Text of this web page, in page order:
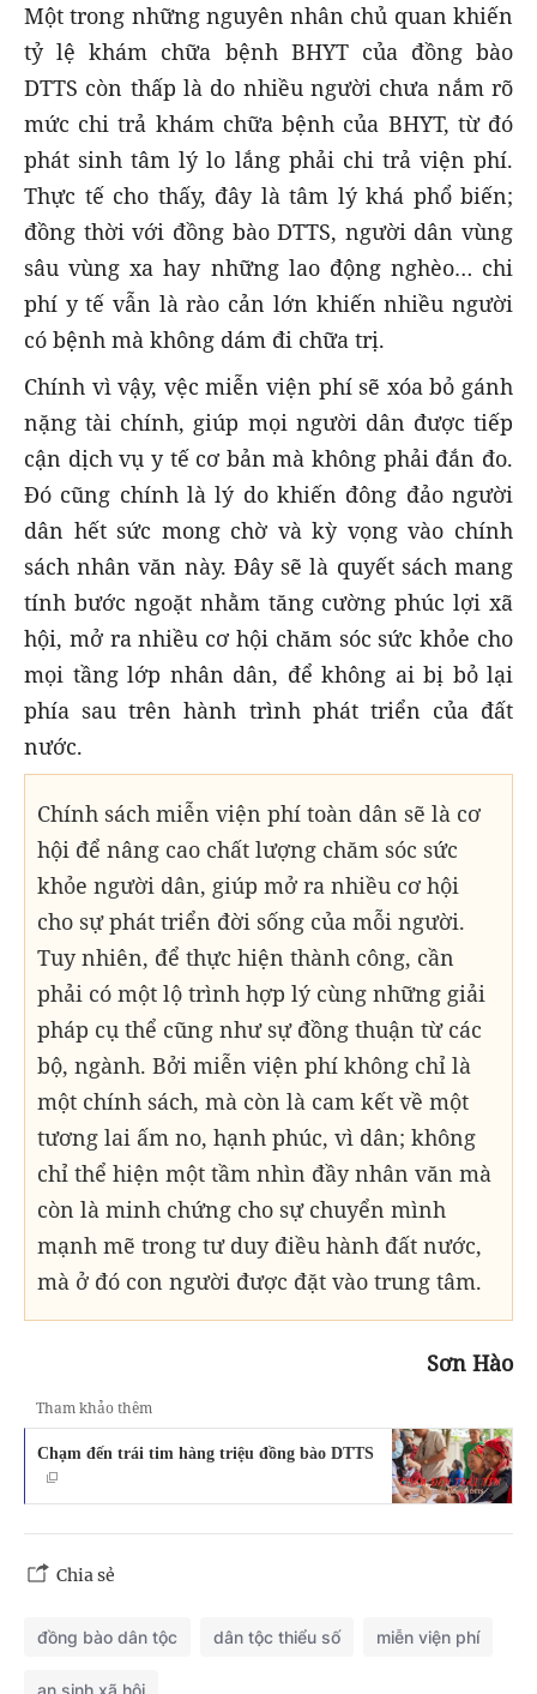
Một trong những nguyên nhân chủ quan khiến
tỷ lệ khám chữa bệnh BHYT của đồng bào
DTTS còn thấp là do nhiều người chưa nắm rõ
mức chi trả khám chữa bệnh của BHYT, từ đó
phát sinh tâm lý lo lắng phải chi trả viện phí.
Thực tế cho thấy, đây là tâm lý khá phổ biến;
đồng thời với đồng bào DTTS, người dân vùng
sâu vùng xa hay những lao động nghèo… chi
phí y tế vẫn là rào cản lớn khiến nhiều người
có bệnh mà không dám đi chữa trị.
Chính vì vậy, vệc miễn viện phí sẽ xóa bỏ gánh
nặng tài chính, giúp mọi người dân được tiếp
cận dịch vụ y tế cơ bản mà không phải đắn đo.
Đó cũng chính là lý do khiến đông đảo người
dân hết sức mong chờ và kỳ vọng vào chính
sách nhân văn này. Đây sẽ là quyết sách mang
tính bước ngoặt nhằm tăng cường phúc lợi xã
hội, mở ra nhiều cơ hội chăm sóc sức khỏe cho
mọi tầng lớp nhân dân, để không ai bị bỏ lại
phía sau trên hành trình phát triển của đất
nước.
Chính sách miễn viện phí toàn dân sẽ là cơ
hội để nâng cao chất lượng chăm sóc sức
khỏe người dân, giúp mở ra nhiều cơ hội
cho sự phát triển đời sống của mỗi người.
Tuy nhiên, để thực hiện thành công, cần
phải có một lộ trình hợp lý cùng những giải
pháp cụ thể cũng như sự đồng thuận từ các
bộ, ngành. Bởi miễn viện phí không chỉ là
một chính sách, mà còn là cam kết về một
tương lai ấm no, hạnh phúc, vì dân; không
chỉ thể hiện một tầm nhìn đầy nhân văn mà
còn là minh chứng cho sự chuyển mình
mạnh mẽ trong tư duy điều hành đất nước,
mà ở đó con người được đặt vào trung tâm.
Sơn Hào
Tham khảo thêm
Chạm đến trái tim hàng triệu đồng bào DTTS
Chia sẻ
đồng bào dân tộc dân tộc thiểu số miễn viện phí